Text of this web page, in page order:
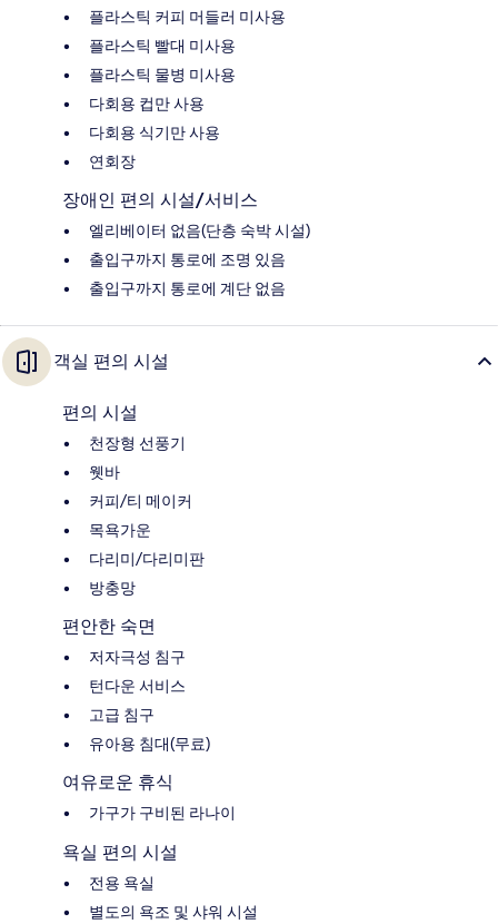
플라스틱 커피 머들러 미사용
플라스틱 빨대 미사용
플라스틱 물병 미사용
다회용 컵만 사용
다회용 식기만 사용
연회장
장애인 편의 시설/서비스
엘리베이터 없음(단층 숙박 시설)
출입구까지 통로에 조명 있음
출입구까지 통로에 계단 없음
객실 편의 시설
편의 시설
천장형 선풍기
웻바
커피/티 메이커
목욕가운
다리미/다리미판
방충망
편안한 숙면
저자극성 침구
턴다운 서비스
고급 침구
유아용 침대(무료)
여유로운 휴식
가구가 구비된 라나이
욕실 편의 시설
전용 욕실
별도의 욕조 및 샤워 시설